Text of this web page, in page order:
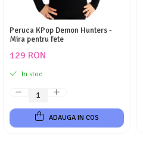
Peruca KPop Demon Hunters -
Mira pentru fete
129 RON
In stoc
ADAUGA IN COS